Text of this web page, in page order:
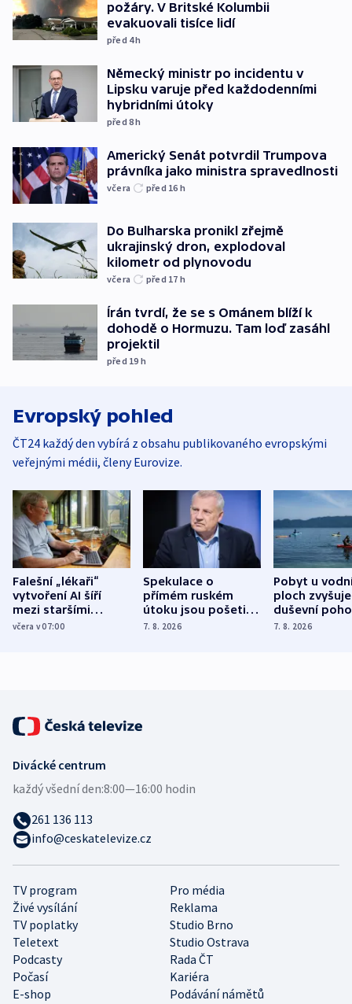
požáry. V Britské Kolumbii
evakuovali tisíce lidí
před 4h
Německý ministr po incidentu v
Lipsku varuje před každodenními
hybridními útoky
před 8h
Americký Senát potvrdil Trumpova
právníka jako ministra spravedlnosti
včera před 16 h
Do Bulharska pronikl zřejmě
ukrajinský dron, explodoval
kilometr od plynovodu
včera před 17 h
Írán tvrdí, že se s Ománem blíží k
dohodě o Hormuzu. Tam loď zasáhl
projektil
před 19 h
Evropský pohled
ČT24 každý den vybírá z obsahu publikovaného evropskými
veřejnými médii, členy Eurovize.
Falešní „lékaři“
vytvoření AI šíří
mezi staršími
Poláky nebezpečné
včera v 07:00
Spekulace o
přímém ruském
útoku jsou pošetilé,
míní estonský
7. 8. 2026
Pobyt u
ploch zvyšuje
duševní
ukázala
7. 8. 2026
TV program
Pro média
Živé vysílání
Reklama
TV poplatky
Studio Brno
Teletext
Studio Ostrava
Podcasty
Rada ČT
Počasí
Kariéra
E-shop
Podávání námětů
Divácké centrum
každý všední den:8:00—16:00 hodin
261 136 113
info@ceskatelevize.cz